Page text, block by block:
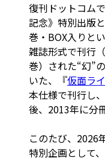
復刊ドットコム
記念》特別出版
巻・BOX入りと
雑誌形式で刊行
巻）された“幻”
いた、『仮面ラ
本仕様で刊行し
後、2013年に分
このたび、2026
特別企画として